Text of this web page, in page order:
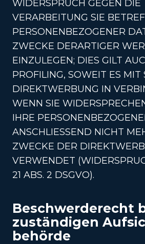
WIDERSPRUCH GEGEN DIE
VERARBEITUNG SIE
PERSONENBEZOGENER
ZWECKE DERARTIGER
EINZULEGEN; DIES GILT
PROFILING, SOWEIT ES MIT
DIREKTWERBUNG IN
WENN SIE
IHRE
ANSCHLIESSEND NICHT
ZWECKE DER
VERWENDET
21 ABS. 2 DSGVO).
Beschwerde­recht
zuständigen
behörde